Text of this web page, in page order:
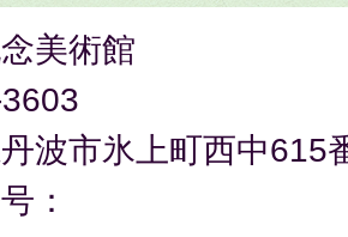
美術館
波市氷上町西中615
：